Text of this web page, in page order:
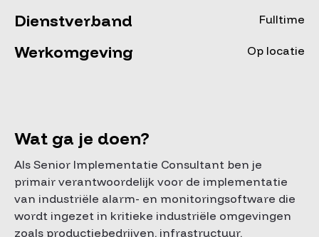
Dienstverband Fulltime
Werkomgeving Op locatie
Wat ga je doen?
Als Senior Implementatie Consultant ben je
primair verantwoordelijk voor de implementatie
van industriële alarm- en monitoringsoftware die
wordt ingezet in kritieke industriële omgevingen
zoals productiebedrijven, infrastructuur,